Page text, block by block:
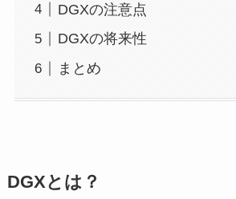
DGXの注意点
DGXの将来性
まとめ
DGXとは？